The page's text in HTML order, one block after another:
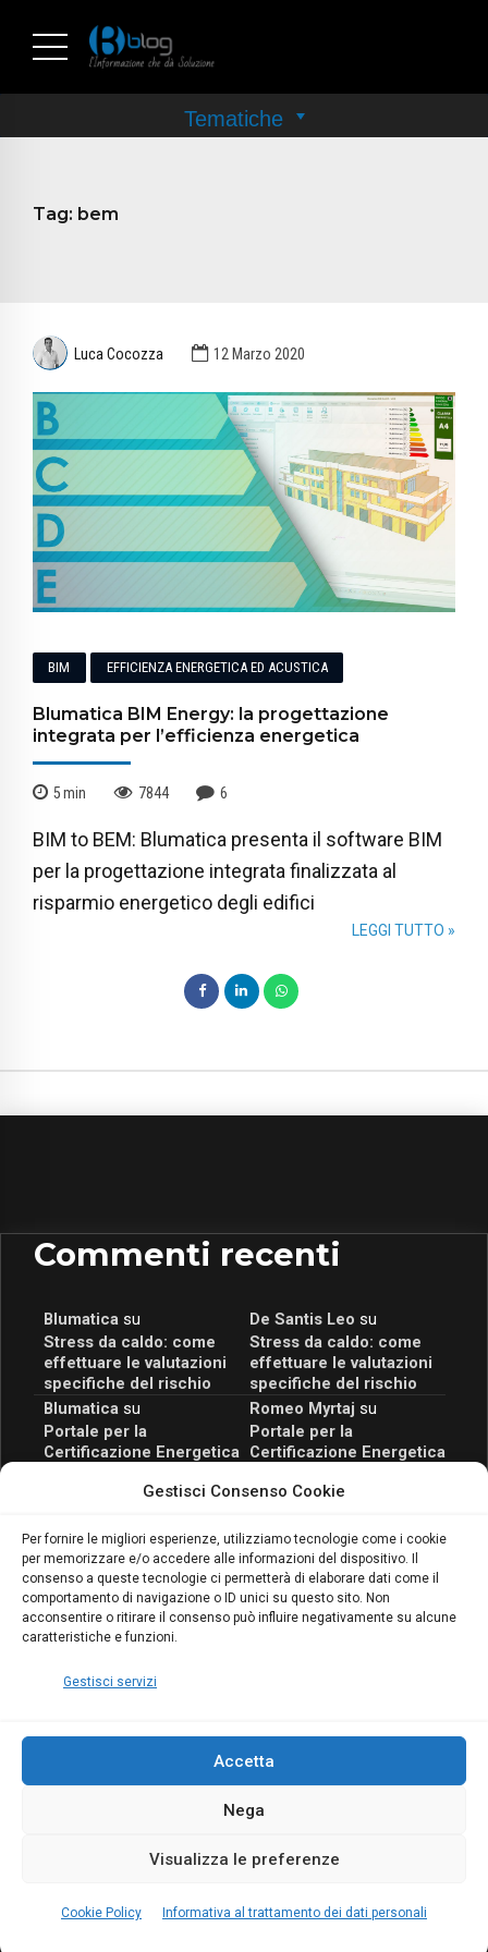
Gestisci Consenso Cookie
Per fornire le migliori esperienze, utilizziamo tecnologie come i cookie
per memorizzare e/o accedere alle informazioni del dispositivo. Il
consenso a queste tecnologie ci permetterà di elaborare dati come il
comportamento di navigazione o ID unici su questo sito. Non
acconsentire o ritirare il consenso può influire negativamente su alcune
caratteristiche e funzioni.
Gestisci servizi
Accetta
Nega
Visualizza le preferenze
Cookie Policy Informativa al trattamento dei dati personali
Tag: bem
Luca Cocozza 12 Marzo 2020
BIM EFFICIENZA ENERGETICA ED ACUSTICA
Blumatica BIM Energy: la progettazione
integrata per l’efficienza energetica
5min 7844 6
BIM to BEM: Blumatica presenta il software BIM
per la progettazione integrata finalizzata al
risparmio energetico degli edifici
LEGGI TUTTO »
Commenti recenti
Blumaticasu
Stress da caldo: come
effettuare le valutazioni
specifiche del rischio
De Santis Leo su
Stress da caldo: come
effettuare le valutazioni
specifiche del rischio
Blumaticasu
Portale per la
Certificazione Energetica
scopri il Corso Blumatica
Romeo Myrtaj su
Portale per la
Certificazione Energetica
scopri il Corso Blumatica
Blumaticasu
Coordinatore della
Sicurezza: cosa è
richiesto per abilitazione
e aggiornamento
Copyright Blumatica
MENU